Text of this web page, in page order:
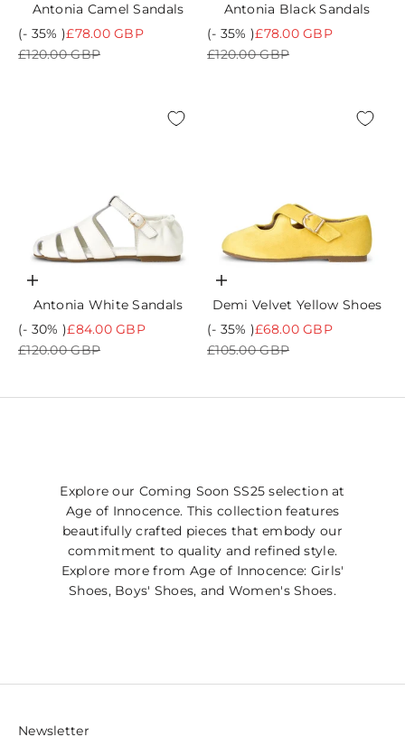
Antonia Camel Sandals
(- 35% )Prix de vente
£78.00 GBP
Prix normal
£120.00 GBP
Antonia Black Sandals
(- 35% )Prix de vente
£78.00 GBP
Prix normal
£120.00 GBP
Choisir les options
Antonia White Sandals
(- 30% )Prix de vente
£84.00 GBP
Prix normal
£120.00 GBP
Choisir les options
Demi Velvet Yellow Shoes
(- 35% )Prix de vente
£68.00 GBP
Prix normal
£105.00 GBP
Explore our Coming Soon SS25 selection at
Age of Innocence. This collection features
beautifully crafted pieces that embody our
commitment to quality and refined style.
Explore more from Age of Innocence: Girls'
Shoes, Boys' Shoes, and Women's Shoes.
Newsletter